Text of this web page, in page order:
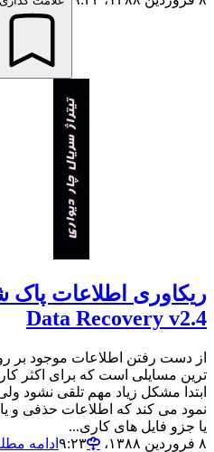
Data Recovery v2.4
از دست رفتن اطلاعات موجود بر
ترین مسایلی است که برای اکثر
ابتدا مشکل زیاد مهم تلقی نشود
نمود می کند که اطلاعات حذفی و
یا جزو فایل های کاری...
۸ فروردین ۱۳۸۸،‏ ۹:۲۳
ادامه